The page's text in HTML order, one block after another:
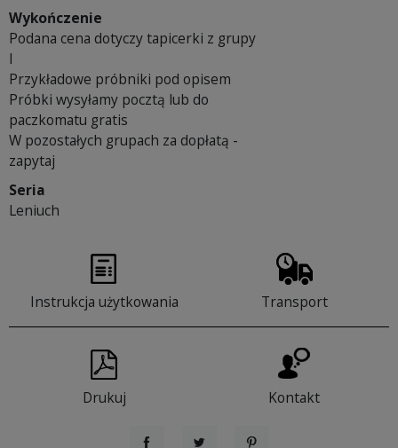
Wykończenie
Podana cena dotyczy tapicerki z grupy
I
Przykładowe próbniki pod opisem
Próbki wysyłamy pocztą lub do
paczkomatu gratis
W pozostałych grupach za dopłatą -
zapytaj
Seria
Leniuch
Instrukcja użytkowania Transport
Drukuj Kontakt